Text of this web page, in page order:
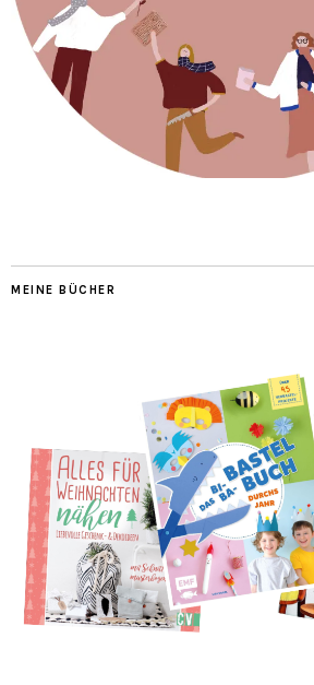
MEINE BÜCHER